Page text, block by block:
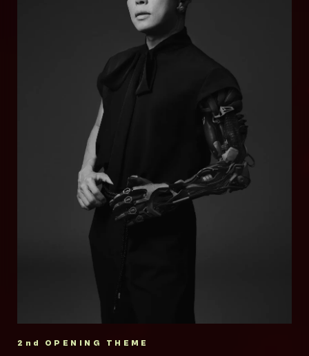
1996年、ソロプロジェク
ト”T.M.Revolution”として「独裁-
monopolize-」でデビュー。以降、「HIGH
PRESSURE」「HOT LIMIT」「WHITE
BREATH」「INVOKE -インヴォーク-」などヒ
2018年からは西川貴教名義での音楽活動を本
格的に開始。2024年にリリースした
「FREEDOM」がロングヒット。2025年3月に
3rdアルバム「SINGularity Ⅲ -VOYAGE-」を
2025年6月からT.M.Revolutionデビュー30周
年に向けた全国ツアー「T.M.R. LIVE
ELECTION -VOTE 30-」を開催中。
しい挑戦を続けている。
2008年、故郷である滋賀県から「滋賀ふるさ
と観光大使」に任命され、2009年より県初の
大型野外音楽イベント「イナズマロック フェ
Survive Said The
Prophet
Survive Said The Prophet 通称「サバプ
ロ」は2011年、東京にて結成。ネイティブな
英語を操るバイリンガルのボーカリストYoshの
圧倒的な歌唱力とカリスマ性を筆頭に、確かな
スキル、ミュージシャンシップ、そして個性的
なキャラクターを持ったメンバーからなる奇跡
のインターナショナル・ロック・バンド。その
異彩を放つ音楽性はロックに限らず、ポップ、
ックグラウンドをベースに、既存のシーンの枠
に収まらないダイバーシティを武器に様々なフ
ィールドを活動の場とし、日々進化し続けてい
女王蜂
2009年結成。独創的かつ圧倒的なパフォーマ
ンス、多方面にわたり活躍するそのニュース性
の高さから音楽業界のみならず各方面で話題
に。作品はチャート上位にランクインし、ライ
ヴは各地ソールドアウトと人気・実力共に圧倒
的な存在感を誇る。更にヴォーカルのアヴちゃ
んはプロデュース業、ドラマやパリコレへの出
演、楽曲提供など多岐に才能を発揮している。
参加者から派生した集合体。多くのメンバーが
ラップバトルで輝かしい成績を残し、R-指定を
代表に全国区のラッパーを輩出してきた。上下
関係はなく、リーダーの存在はおろか結成の話
があったわけでもない。あくまで個人の集まり
でありグループでないことが特徴。”ラッパー同
士の繋がりから生まれた自由な関係性”そのもの
が梅田サイファーと言える。映像作家、デザイ
ナー、トラックメイカーなどの顔を持つメンバ
ーもおり、その活動は多岐に渡る。
Official Website
Instagram
2nd OPENING THEME